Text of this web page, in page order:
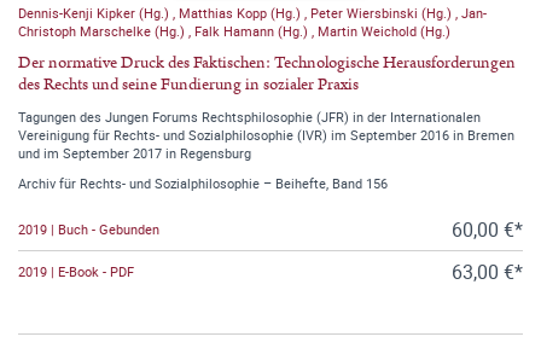
Dennis-Kenji Kipker (Hg.) Matthias Kopp (Hg.) Peter Wiersbinski (Hg.) Jan-
Christoph Marschelke (Hg.)
Falk Hamann (Hg.) Martin Weichold (Hg.)
Der normative Druck des Faktischen: Technologische Herausforderungen
des Rechts und seine Fundierung in sozialer Praxis
Tagungen des Jungen Forums Rechtsphilosophie (JFR) in der Internationalen
Vereinigung für Rechts- und Sozialphilosophie (IVR) im September 2016 in Bremen
und im September 2017 in Regensburg
Archiv für Rechts- und Sozialphilosophie – Beihefte, Band 156
2019 | Buch - Gebunden 60,00 €*
2019 | E-Book - PDF 63,00 €*